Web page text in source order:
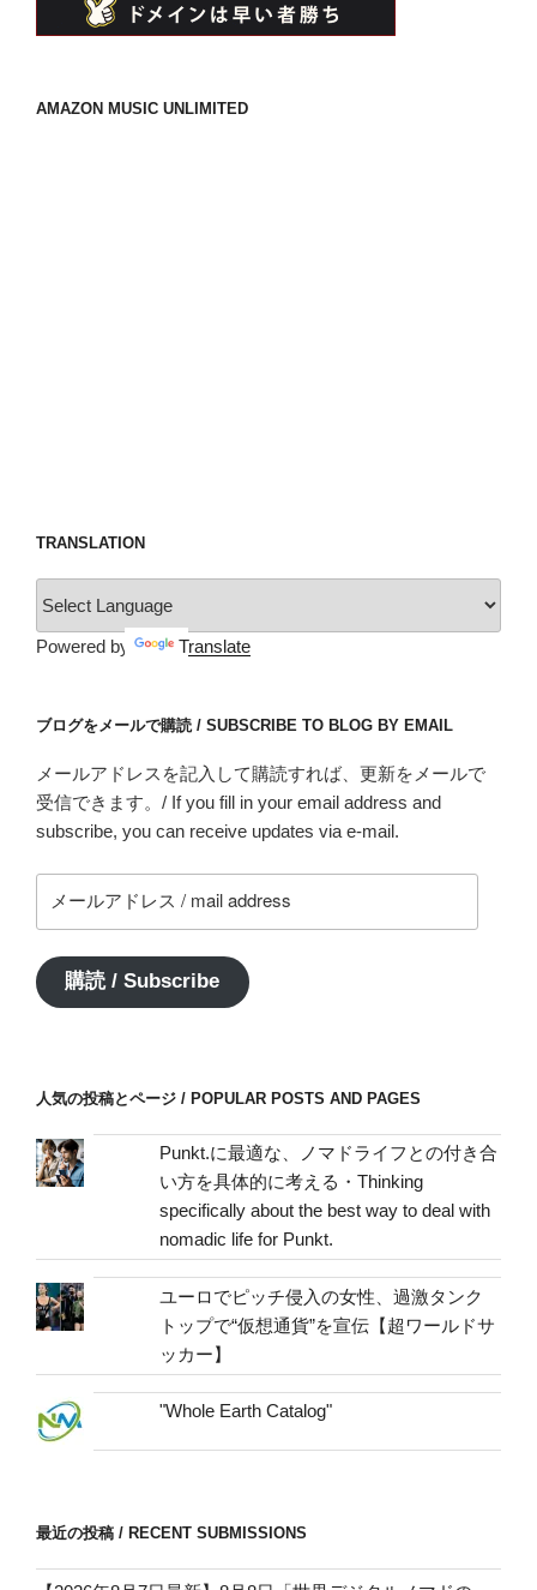
AMAZON MUSIC UNLIMITED
TRANSLATION
Powered by Translate
ブログをメールで購読 / SUBSCRIBE TO BLOG BY EMAIL
メールアドレスを記入して購読すれば、更新をメールで
受信できます。/ If you fill in your email address and
subscribe, you can receive updates via e-mail.
ー
ア
ド
address
購読 / Subscribe
人気の投稿とページ / POPULAR POSTS AND PAGES
Punkt.に最適な、ノマドライフとの付き合
い方を具体的に考える・Thinking
specifically about the best way to deal with
nomadic life for Punkt.
ユーロでピッチ侵入の女性、過激タンク
トップで“仮想通貨”を宣伝【超ワールドサ
ッカー】
"Whole Earth Catalog"
最近の投稿 / RECENT SUBMISSIONS